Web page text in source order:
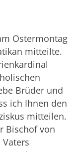
Ostermontag
mitteilte.
Brüder und
ich Ihnen den
mitteilen.
Bischof von